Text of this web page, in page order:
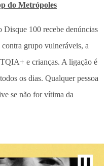
do Metrópoles
100 recebe denúncias
grupo vulneráveis, a
e crianças. A ligação é
os dias. Qualquer pessoa
se não for vítima da